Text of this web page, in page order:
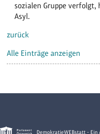
sozialen Gruppe
Asyl.
zurück
Alle Einträge anzeigen
DemokratieWEBstatt - Ein